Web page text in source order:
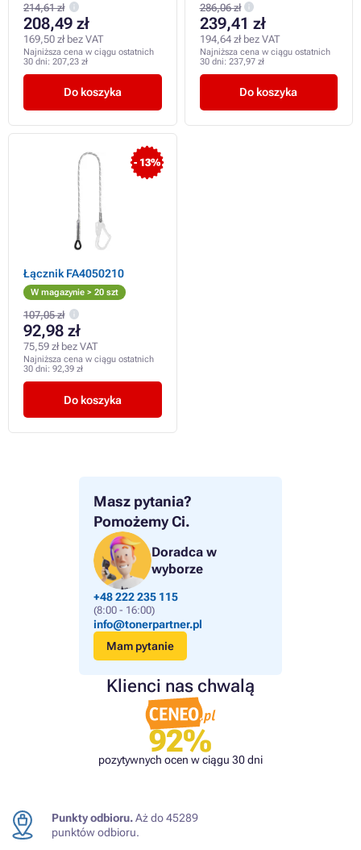
Masz pytania?
Pomożemy Ci.
Doradca w
wyborze
+48 222 235 115
(8:00 - 16:00)
info@tonerpartner.pl
Mam pytanie
Klienci nas chwalą
92%
pozytywnych ocen w ciągu 30 dni
214,61 zł
208,49 zł
169,50 zł bez VAT
Najniższa cena w ciągu ostatnich
30 dni: 207,23 zł
Do koszyka
286,06 zł
239,41 zł
194,64 zł bez VAT
Najniższa cena w ciągu ostatnich
30 dni: 237,97 zł
Do koszyka
- 13%
Łącznik FA4050210
W magazynie > 20 szt
107,05 zł
92,98 zł
75,59 zł bez VAT
Najniższa cena w ciągu ostatnich
30 dni: 92,39 zł
Do koszyka
Punkty odbioru.Aż do 45289
punktów odbioru.